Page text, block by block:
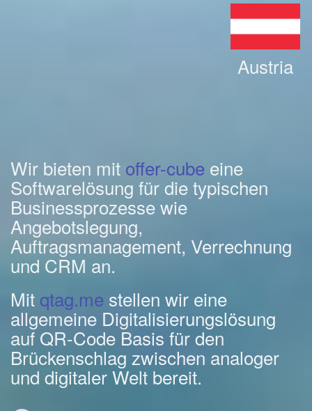
Austria
Wir bieten mit offer-cube eine
Softwarelösung für die typischen
Businessprozesse wie
Angebotslegung,
Auftragsmanagement, Verrechnung
und CRM an.
Mit qtag.me stellen wir eine
allgemeine Digitalisierungslösung
auf QR-Code Basis für den
Brückenschlag zwischen analoger
und digitaler Welt bereit.